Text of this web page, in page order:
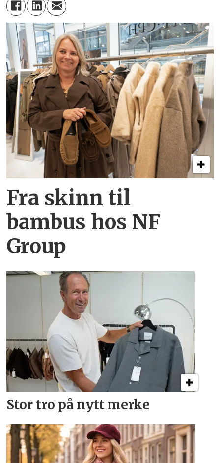
Fra skinn til
bambus hos NF
Group
Stor tro på nytt merke